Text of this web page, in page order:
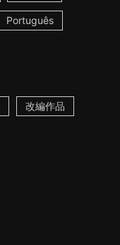
Português
改編作品